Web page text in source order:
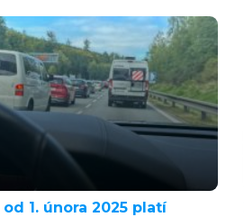
1. února 2025 platí